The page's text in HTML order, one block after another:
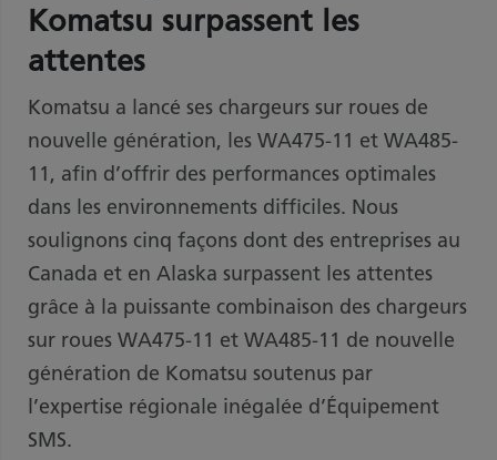
Komatsu surpassent les
attentes
Komatsu a lancé ses chargeurs sur roues de
nouvelle génération, les WA475-11 et WA485-
11, afin d’offrir des performances optimales
dans les environnements difficiles. Nous
soulignons cinq façons dont des entreprises au
Canada et en Alaska surpassent les attentes
grâce à la puissante combinaison des chargeurs
sur roues WA475-11 et WA485-11 de nouvelle
génération de Komatsu soutenus par
l’expertise régionale inégalée d’Équipement
SMS.